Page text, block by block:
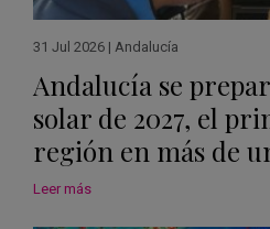
31 Jul 2026 | Andalucía
Andalucía se
solar de 2027, el
región en más de
Leer más